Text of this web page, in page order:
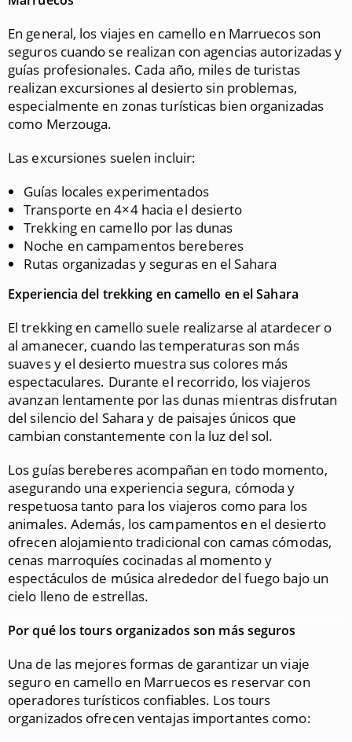
En general, los viajes en camello en Marruecos son
seguros cuando se realizan con agencias autorizadas y
guías profesionales. Cada año, miles de turistas
realizan excursiones al desierto sin problemas,
especialmente en zonas turísticas bien organizadas
como Merzouga.
Las excursiones suelen incluir:
Guías locales experimentados
Transporte en 4×4 hacia el desierto
Trekking en camello por las dunas
Noche en campamentos bereberes
Rutas organizadas y seguras en el Sahara
Experiencia del trekking en camello en el Sahara
El trekking en camello suele realizarse al atardecer o
al amanecer, cuando las temperaturas son más
suaves y el desierto muestra sus colores más
espectaculares. Durante el recorrido, los viajeros
avanzan lentamente por las dunas mientras disfrutan
del silencio del Sahara y de paisajes únicos que
cambian constantemente con la luz del sol.
Los guías bereberes acompañan en todo momento,
asegurando una experiencia segura, cómoda y
respetuosa tanto para los viajeros como para los
animales. Además, los campamentos en el desierto
ofrecen alojamiento tradicional con camas cómodas,
cenas marroquíes cocinadas al momento y
espectáculos de música alrededor del fuego bajo un
cielo lleno de estrellas.
Por qué los tours organizados son más seguros
Una de las mejores formas de garantizar un viaje
seguro en camello en Marruecos es reservar con
operadores turísticos confiables. Los tours
organizados ofrecen ventajas importantes como: